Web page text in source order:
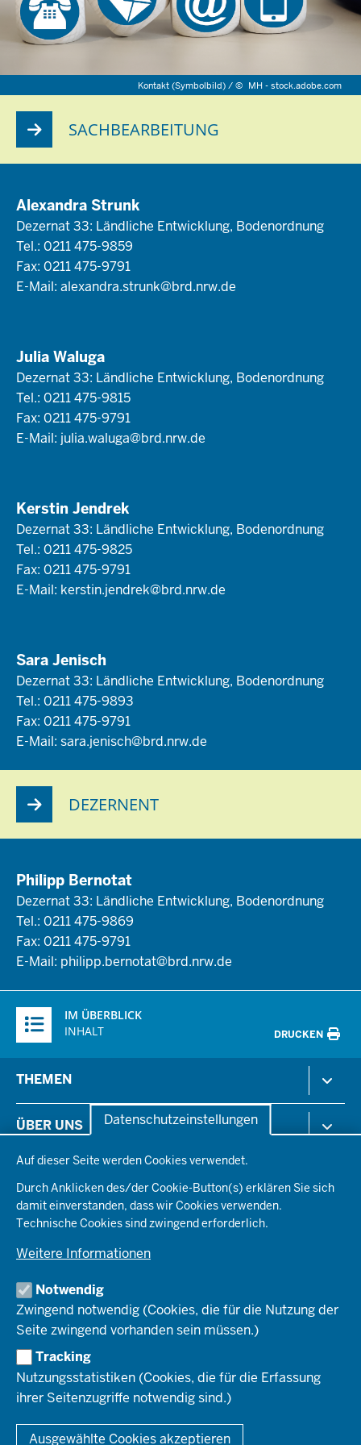
Datenschutzeinstellungen
Auf dieser Seite werden Cookies verwendet.
Durch Anklicken des/der Cookie-Button(s) erklären Sie sich
damit einverstanden, dass wir Cookies verwenden.
Technische Cookies sind zwingend erforderlich.
Weitere Informationen
Notwendig
Zwingend notwendig (Cookies, die für die Nutzung der
Seite zwingend vorhanden sein müssen.)
Tracking
Nutzungsstatistiken (Cookies, die für die Erfassung
ihrer Seitenzugriffe notwendig sind.)
Ausgewählte Cookies akzeptieren
Kontakt (Symbolbild) /© MH - stock.adobe.com
SACHBEARBEITUNG
Alexandra Strunk
Dezernat 33: Ländliche Entwicklung, Bodenordnung
Tel.: 0211 475-9859
Fax: 0211 475-9791
E-Mail: alexandra.strunk@brd.nrw.de
Julia Waluga
Dezernat 33: Ländliche Entwicklung, Bodenordnung
Tel.: 0211 475-9815
Fax: 0211 475-9791
E-Mail: julia.waluga@brd.nrw.de
Kerstin Jendrek
Dezernat 33: Ländliche Entwicklung, Bodenordnung
Tel.: 0211 475-9825
Fax: 0211 475-9791
E-Mail: kerstin.jendrek@brd.nrw.de
Sara Jenisch
Dezernat 33: Ländliche Entwicklung, Bodenordnung
Tel.: 0211 475-9893
Fax: 0211 475-9791
E-Mail: sara.jenisch@brd.nrw.de
DEZERNENT
Philipp Bernotat
Dezernat 33: Ländliche Entwicklung, Bodenordnung
Tel.: 0211 475-9869
Fax: 0211 475-9791
E-Mail: philipp.bernotat@brd.nrw.de
Inhalte
IM ÜBERBLICK
INHALT
DRUCKEN
in
der
Fußzeile
THEMEN
Gesundheit & Soziales
Kommunales & Wirtschaft
Planen & Bauen
Schule & Bildung
Umwelt & Natur
ÜBER UNS
Aktenpläne
Organisationsstruktur
Behördenleitung
Die Bezirksregierung
Organisationsplan
Institutionen
Arbeitgeberprofil
Stellenangebote
Ausbildung
PRESSE
Pressefotos
Social-Media-Kanäle
REGIONALRAT DÜSSELDORF
SERVICES
Bekanntmachungen
Förderprogramme
Kontakt
Mediathek
HOTLINE
© 2026 Bezirksregierung Düsseldorf
Fußzeile
DATENSCHUTZ BARRIEREFREIHEIT
IMPRESSUM